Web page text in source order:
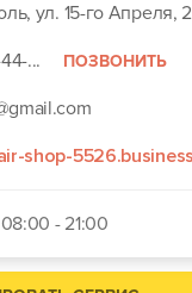
ул. 15-го Апреля,
...
ПОЗВОНИТЬ
shop-
08:00 - 21:00